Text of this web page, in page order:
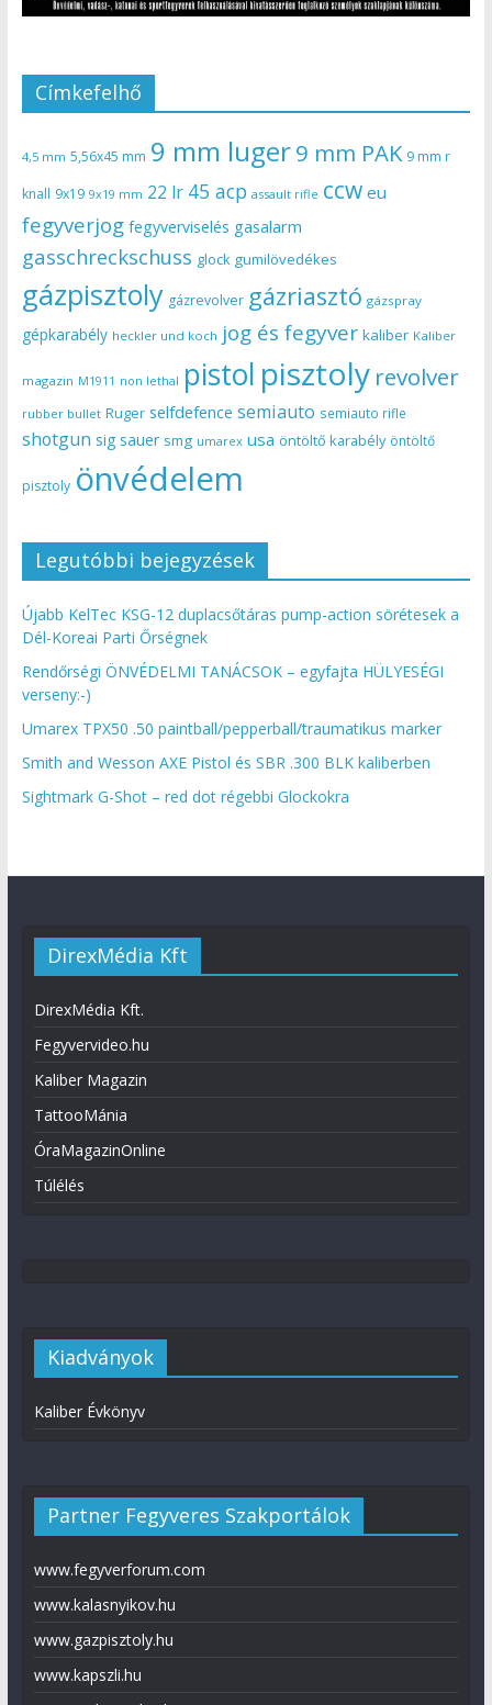
Címkefelhő
4,5 mm 5,56x45 mm 9 mm luger9 mm PAK 9 mm r
knall 9x19 9x19 mm 22 lr 45 acp assault rifle ccw eu
fegyverjog fegyverviselés gasalarm
gasschreckschuss glock gumilövedékes
gázpisztoly gázrevolver gázriasztó gázspray
gépkarabély heckler und koch jog és fegyver kaliber Kaliber
magazin M1911 non lethal pistol pisztoly revolver
rubber bullet Ruger selfdefence semiauto semiauto rifle
shotgun sig sauer smg umarex usa öntöltő karabély öntöltő
pisztoly önvédelem
Legutóbbi bejegyzések
Újabb KelTec KSG-12 duplacsőtáras pump-action sörétesek a
Dél-Koreai Parti Őrségnek
Rendőrségi ÖNVÉDELMI TANÁCSOK – egyfajta HÜLYESÉGI
verseny:-)
Umarex TPX50 .50 paintball/pepperball/traumatikus marker
Smith and Wesson AXE Pistol és SBR .300 BLK kaliberben
Sightmark G-Shot – red dot régebbi Glockokra
DirexMédia Kft
DirexMédia Kft.
Fegyvervideo.hu
Kaliber Magazin
TattooMánia
ÓraMagazinOnline
Túlélés
Kiadványok
Kaliber Évkönyv
Partner Fegyveres Szakportálok
www.fegyverforum.com
www.kalasnyikov.hu
www.gazpisztoly.hu
www.kapszli.hu